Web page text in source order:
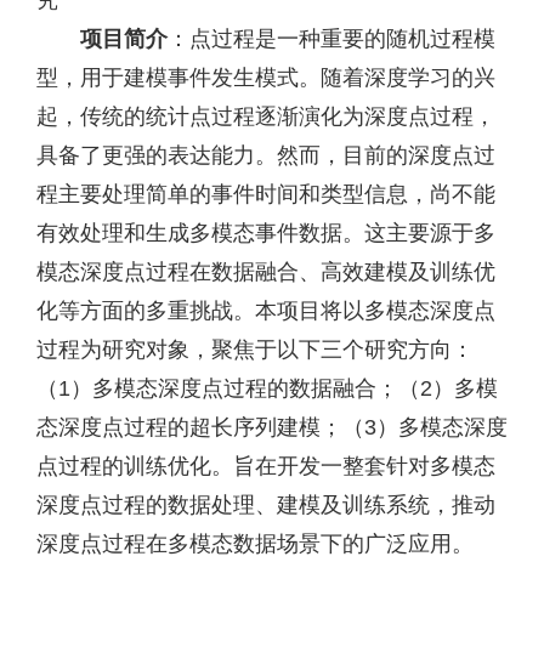
项目简介：点过程是一种重要的随机过程模
型，用于建模事件发生模式。随着深度学习的兴
起，传统的统计点过程逐渐演化为深度点过程，
具备了更强的表达能力。然而，目前的深度点过
程主要处理简单的事件时间和类型信息，尚不能
有效处理和生成多模态事件数据。这主要源于多
模态深度点过程在数据融合、高效建模及训练优
化等方面的多重挑战。本项目将以多模态深度点
过程为研究对象，聚焦于以下三个研究方向：
（1）多模态深度点过程的数据融合；（2）多模
态深度点过程的超长序列建模；（3）多模态深度
点过程的训练优化。旨在开发一整套针对多模态
深度点过程的数据处理、建模及训练系统，推动
深度点过程在多模态数据场景下的广泛应用。